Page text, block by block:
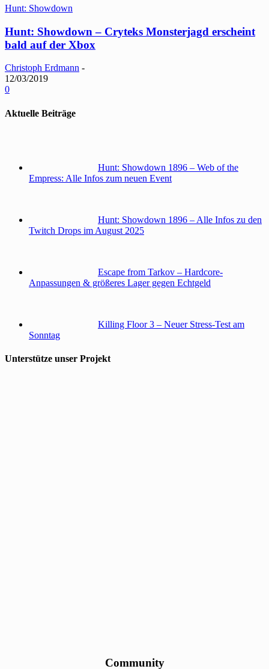
Hunt: Showdown
Hunt: Showdown – Cryteks Monsterjagd erscheint
bald auf der Xbox
Christoph Erdmann -
12/03/2019
0
Aktuelle Beiträge
Hunt: Showdown 1896 – Web of the
Empress: Alle Infos zum neuen Event
Hunt: Showdown 1896 – Alle Infos zu den
Twitch Drops im August 2025
Escape from Tarkov – Hardcore-
Anpassungen & größeres Lager gegen Echtgeld
Killing Floor 3 – Neuer Stress-Test am
Sonntag
Unterstütze unser Projekt
Community